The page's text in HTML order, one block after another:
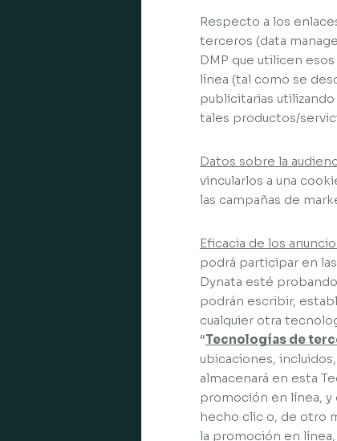
Respecto a los
terceros (data
DMP que utilicen
línea (tal como se
publicitarias
tales productos/
Datos sobre la
vincularlos a una
las campañas de
Eficacia de los
podrá participar en
Dynata esté
podrán escribir,
cualquier otra
“Tecnologías de
ubicaciones,
almacenará en esta
promoción en línea,
hecho clic o, de otro
la promoción en